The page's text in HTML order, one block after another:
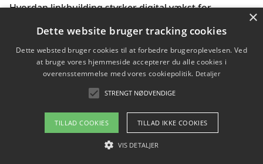
Hvordan linkbuilding styrker digital vækst for
Sådan har udviklingen inden for genbrug af elektronik
ændret sig
Copyright 2026 - Pilanto Aps
Om / kontakt
×
Dette website bruger tracking cookies
Dette websted bruger cookies til at forbedre brugeroplevelsen. Ved
at bruge vores hjemmeside accepterer du alle cookies i
overensstemmelse med vores cookiepolitik. Detaljer
STRENGT NØDVENDIGE
TILLAD COOKIES TILLAD IKKE COOKIES
VIS DETALJER